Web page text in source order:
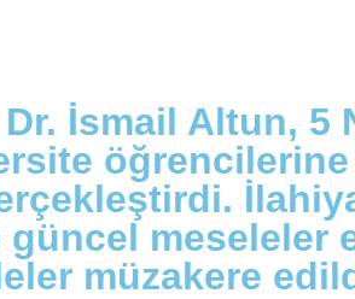
İsmail Altun, 5
öğrencilerine
meseleler
müzakere